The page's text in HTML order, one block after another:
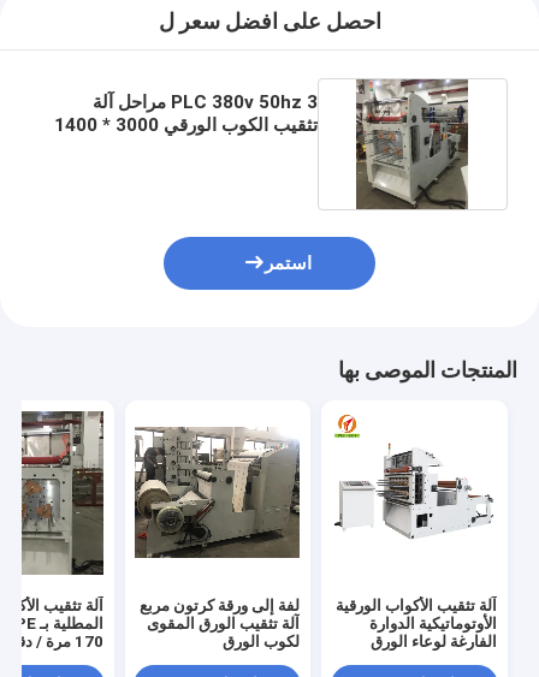
احصل على افضل سعر ل
PLC 380v 50hz 3 مراحل آلة
تثقيب الكوب الورقي 3000 * 1400
استمر
المنتجات الموصى بها
آلة تثقيب الأكواب الورقية
الأوتوماتيكية الدوارة
الفارغة لوعاء الورق
لفة إلى ورقة كرتون مربع
آلة تثقيب الورق المقوى
لكوب الورق
آلة تثقيب
170 مرة / دقيقة